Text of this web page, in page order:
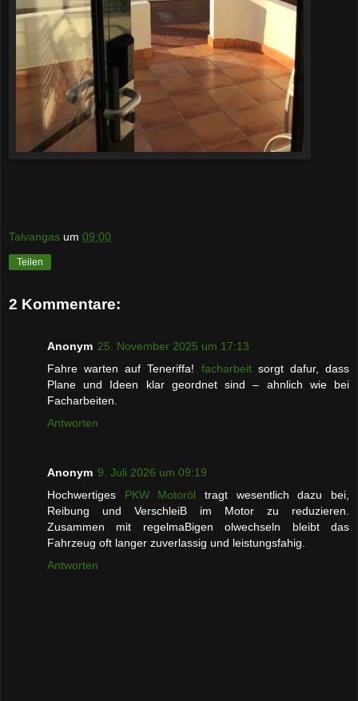
Talvangas um 09:00
Teilen
2 Kommentare:
Anonym 25. November 2025 um 17:13
Fahre warten auf Teneriffa! facharbeitsorgt dafur, dass
Plane und Ideen klar geordnet sind – ahnlich wie bei
Facharbeiten.
Antworten
Anonym 9. Juli 2026 um 09:19
Hochwertiges PKW Motoröl tragt wesentlich dazu bei,
Reibung und VerschleiB im Motor zu reduzieren.
Zusammen mit regelmaBigen olwechseln bleibt das
Fahrzeug oft langer zuverlassig und leistungsfahig.
Antworten